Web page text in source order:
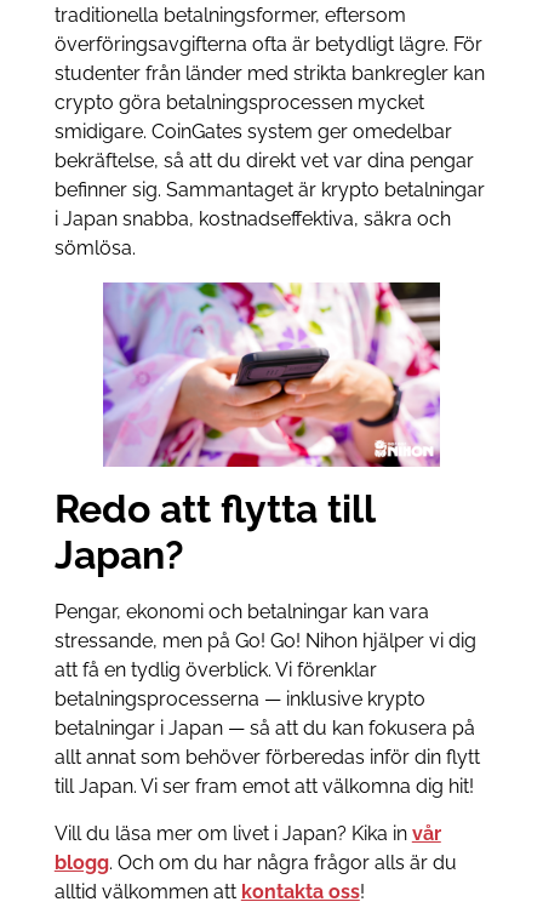
traditionella betalningsformer, eftersom
överföringsavgifterna ofta är betydligt lägre. För
studenter från länder med strikta bankregler kan
crypto göra betalningsprocessen mycket
smidigare. CoinGates system ger omedelbar
bekräftelse, så att du direkt vet var dina pengar
befinner sig. Sammantaget är krypto betalningar
i Japan snabba, kostnadseffektiva, säkra och
sömlösa.
Redo att flytta till
Japan?
Pengar, ekonomi och betalningar kan vara
stressande, men på Go! Go! Nihon hjälper vi dig
att få en tydlig överblick. Vi förenklar
betalningsprocesserna — inklusive krypto
betalningar i Japan — så att du kan fokusera på
allt annat som behöver förberedas inför din flytt
till Japan. Vi ser fram emot att välkomna dig hit!
Vill du läsa mer om livet i Japan? Kika in vår
blogg. Och om du har några frågor alls är du
alltid välkommen att kontakta oss!